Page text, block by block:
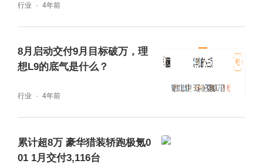
行业 4年前
8月启动交付9月目标破万，理
想L9的底气是什么？
行业 4年前
累计超8万 豪华猎装轿跑极氪0
01 1月交付3,116台